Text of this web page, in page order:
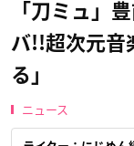
「刀ミュ」
バ!!超次元音
る」
ニュース